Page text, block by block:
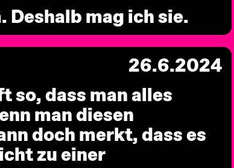
mag ich sie.
26.6.2024
so, dass man alles
man diesen
doch merkt, dass es
zu einer